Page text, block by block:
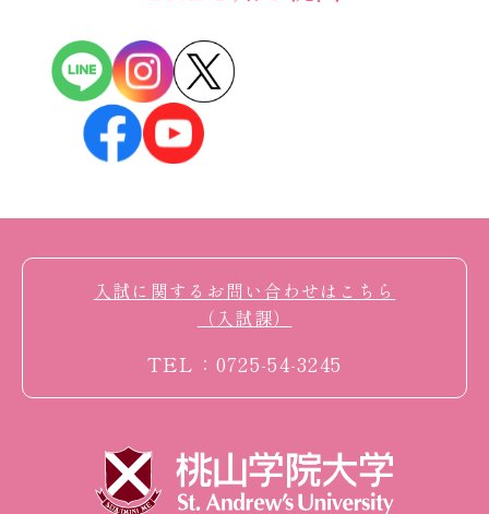
入試に関するお問い合わせはこちら
（入試課）
TEL：0725-54-3245